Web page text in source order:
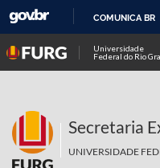
COMUNICA BR
Universidade
Federal do Rio
Secretaria
UNIVERSIDADE